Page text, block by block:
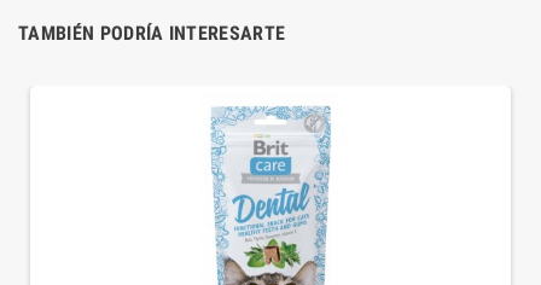
TAMBIÉN PODRÍA INTERESARTE